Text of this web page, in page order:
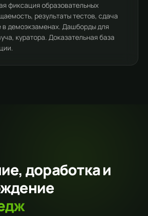
фиксация образовательных
результаты тестов, сдача
в демоэкзаменах. Дашборды для
куратора. Доказательная база
доработка и